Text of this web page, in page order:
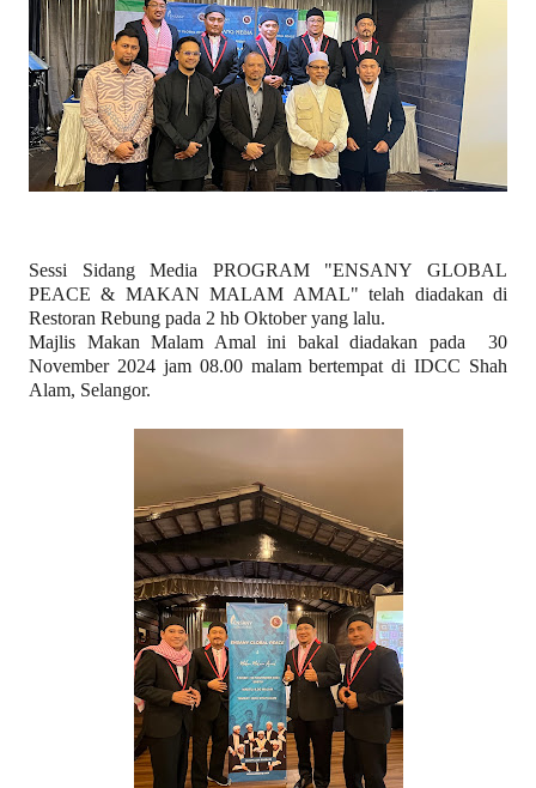
Sessi Sidang Media PROGRAM "ENSANY GLOBAL
PEACE & MAKAN MALAM AMAL" telah diadakan di
Restoran Rebung pada 2 hb Oktober yang lalu.
Majlis Makan Malam Amal ini bakal diadakan pada 30
November 2024 jam 08.00 malam bertempat di IDCC Shah
Alam, Selangor.